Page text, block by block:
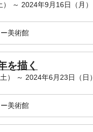
～ 2024年9月16日（月）
美術館
を描く
） ～ 2024年6月23日（日）
美術館